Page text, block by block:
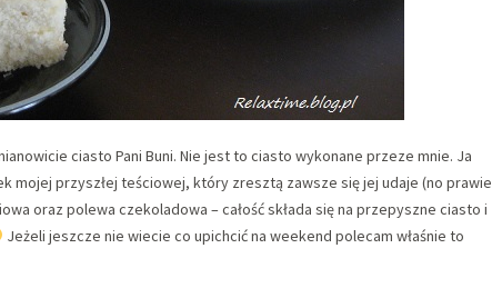
ciasto Pani Buni. Nie jest to ciasto wykonane przeze mnie. Ja
mojej przyszłej teściowej, który zresztą zawsze się jej udaje (no prawie
oraz polewa czekoladowa – całość składa się na przepyszne ciasto i
Jeżeli jeszcze nie wiecie co upichcić na weekend polecam właśnie to